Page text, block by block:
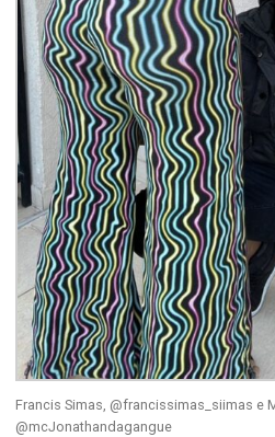
Francis Simas, @francissimas_siimas e
@mcJonathandagangue